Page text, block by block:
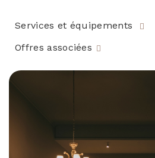
Services et équipements
Offres associées